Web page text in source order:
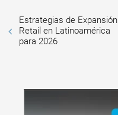
Estrategias de Expansión
Retail en Latinoamérica
para 2026